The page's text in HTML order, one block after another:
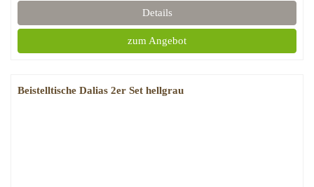
Details
zum Angebot
Beistelltische Dalias 2er Set hellgrau